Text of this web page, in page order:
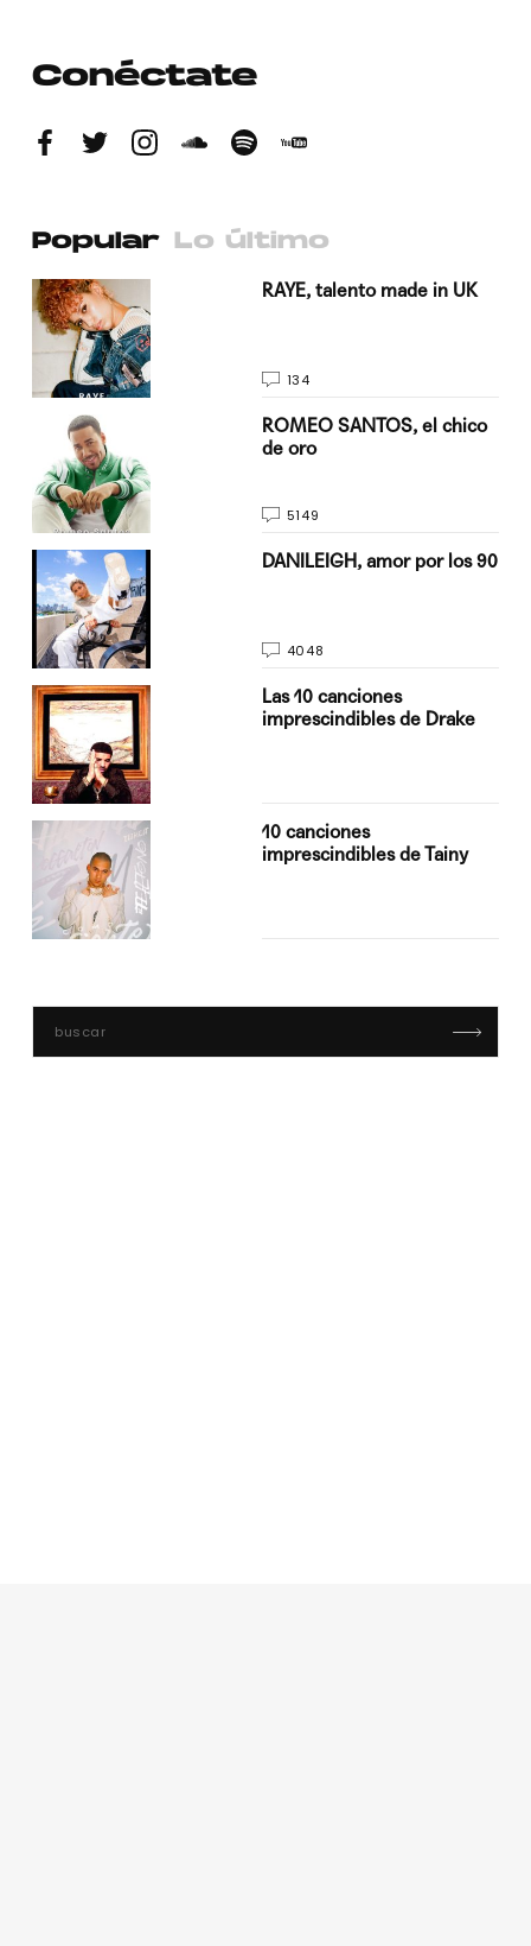
Conéctate
Popular Lo último
RAYE, talento made in UK
134
ROMEO SANTOS, el chico
de oro
5149
DANILEIGH, amor por los 90
4048
Las 10 canciones
imprescindibles de Drake
10 canciones
imprescindibles de Tainy